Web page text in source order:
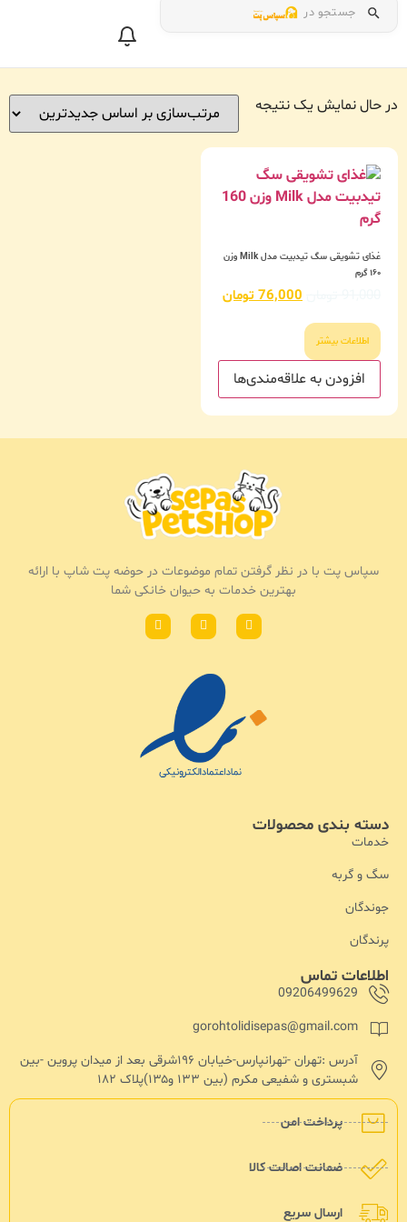
جستجو در
در حال نمایش یک نتیجه
غذای تشویقی سگ تیدبیت مدل Milk وزن
۱۶۰ گرم
76,000تومان
اطلاعات بیشتر
افزودن به علاقه‌مندی‌ها
پرداخت امن
ضمانت اصالت کالا
ارسال سریع
اطلاعات تماس
09206499629
gorohtolidisepas@gmail.com
آدرس :تهران -تهرانپارس-خیابان ۱۹۶شرقی بعد از میدان پروین -بین
شبستری و شفیعی مکرم (بین ۱۳۳ و۱۳۵)پلاک ۱۸۲
دسته بندی محصولات
خدمات
سگ و گربه
جوندگان
پرندگان
سپاس پت با در نظر گرفتن تمام موضوعات در حوضه پت شاپ با ارائه
بهترین خدمات به حیوان خانکی شما